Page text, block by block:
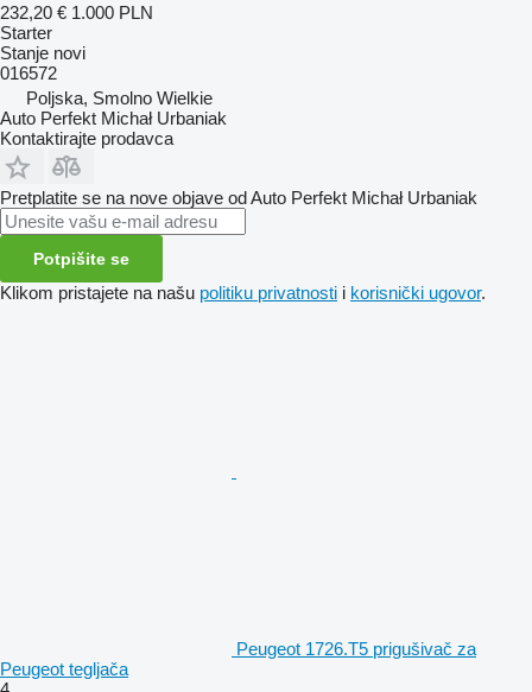
232,20 € 1.000 PLN
Starter
Stanje novi
016572
Poljska, Smolno Wielkie
Auto Perfekt Michał Urbaniak
Kontaktirajte prodavca
Pretplatite se na nove objave od Auto Perfekt Michał Urbaniak
Potpišite se
Klikom pristajete na našu politiku privatnosti i korisnički ugovor.
Peugeot 1726.T5 prigušivač za
Peugeot tegljača